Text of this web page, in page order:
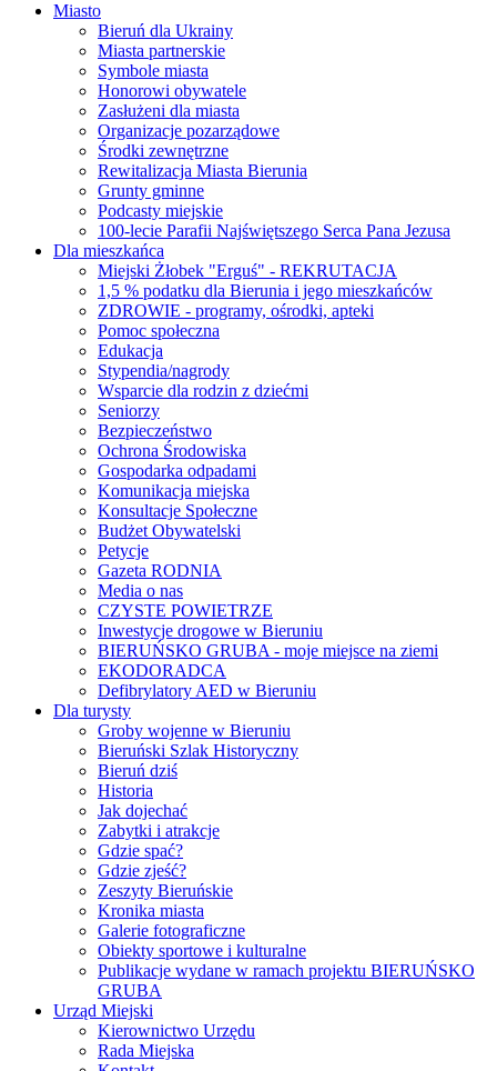
Miasto
Bieruń dla Ukrainy
Miasta partnerskie
Symbole miasta
Honorowi obywatele
Zasłużeni dla miasta
Organizacje pozarządowe
Środki zewnętrzne
Rewitalizacja Miasta Bierunia
Grunty gminne
Podcasty miejskie
100-lecie Parafii Najświętszego Serca Pana Jezusa
Dla mieszkańca
Miejski Żłobek "Erguś" - REKRUTACJA
1,5 % podatku dla Bierunia i jego mieszkańców
ZDROWIE - programy, ośrodki, apteki
Pomoc społeczna
Edukacja
Stypendia/nagrody
Wsparcie dla rodzin z dziećmi
Seniorzy
Bezpieczeństwo
Ochrona Środowiska
Gospodarka odpadami
Komunikacja miejska
Konsultacje Społeczne
Budżet Obywatelski
Petycje
Gazeta RODNIA
Media o nas
CZYSTE POWIETRZE
Inwestycje drogowe w Bieruniu
BIERUŃSKO GRUBA - moje miejsce na ziemi
EKODORADCA
Defibrylatory AED w Bieruniu
Dla turysty
Groby wojenne w Bieruniu
Bieruński Szlak Historyczny
Bieruń dziś
Historia
Jak dojechać
Zabytki i atrakcje
Gdzie spać?
Gdzie zjeść?
Zeszyty Bieruńskie
Kronika miasta
Galerie fotograficzne
Obiekty sportowe i kulturalne
Publikacje wydane w ramach projektu BIERUŃSKO
GRUBA
Urząd Miejski
Kierownictwo Urzędu
Rada Miejska